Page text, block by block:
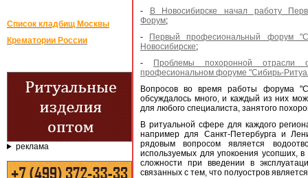
Список кладбищ Москвы
Крематории России
реклама
-
В Новосибирске начал работу
Форум;
-
Первый професиональный форум
Новосибирске;
-
Проблемы похоронной отрасли
професиональном форуме "Сибирь-
Вопросов во время работы форума
обсуждалось много, и каждый из них
для любого специалиста, занятого
В ритуальной сфере для каждого
например для Санкт-Петербурга и
рядовым вопросом является
используемых для упокоения усопших,
сложности при введении в
связанных с тем, что полуостров